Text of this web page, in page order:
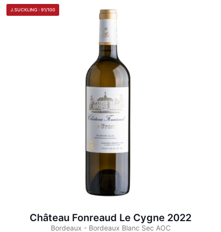
J.SUCKLING : 91/100
Château Fonreaud Le Cygne 2022
Bordeaux - Bordeaux Blanc Sec AOC